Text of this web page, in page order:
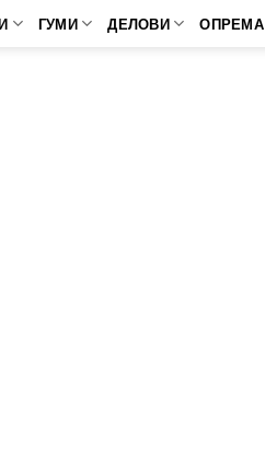
ГУМИ ДЕЛОВИ ОПРЕМА